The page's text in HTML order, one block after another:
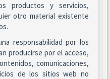
productos y servicios,
otro material existente
responsabilidad por los
producirse por el acceso,
comunicaciones,
de los sitios web no